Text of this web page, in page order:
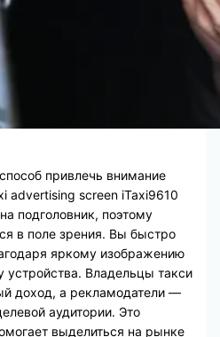
привлечь внимание
advertising screen iTaxi9610
подголовник, поэтому
в поле зрения. Вы быстро
яркому изображению
устройства. Владельцы такси
доход, а рекламодатели —
аудитории. Это
выделиться на рынке